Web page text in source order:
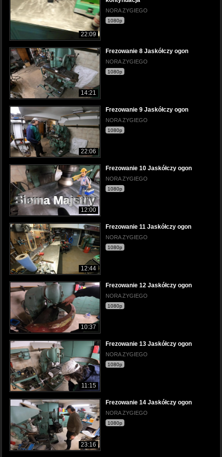
22:09
NORA ZYGIEGO
1080p
14:21
Frezowanie 8 Jaskółczy ogon
NORA ZYGIEGO
1080p
22:06
Frezowanie 9 Jaskółczy ogon
NORA ZYGIEGO
1080p
12:00
Frezowanie 10 Jaskółczy ogon
NORA ZYGIEGO
1080p
12:44
Frezowanie 11 Jaskółczy ogon
NORA ZYGIEGO
1080p
10:37
Frezowanie 12 Jaskółczy ogon
NORA ZYGIEGO
1080p
11:15
Frezowanie 13 Jaskółczy ogon
NORA ZYGIEGO
1080p
23:16
Frezowanie 14 Jaskółczy ogon
NORA ZYGIEGO
1080p